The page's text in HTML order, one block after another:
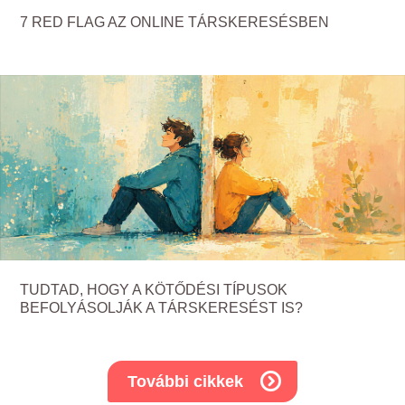
7 RED FLAG AZ ONLINE TÁRSKERESÉSBEN
TUDTAD, HOGY A KÖTŐDÉSI TÍPUSOK
BEFOLYÁSOLJÁK A TÁRSKERESÉST IS?
További cikkek